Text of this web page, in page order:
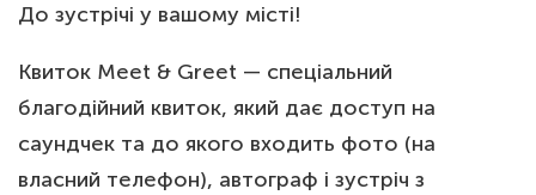
До зустрічі у вашому місті!
Квиток Meet & Greet — спеціальний
благодійний квиток, який дає доступ на
саундчек та до якого входить фото (на
власний телефон), автограф і зустріч з